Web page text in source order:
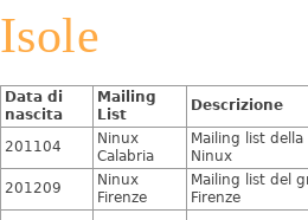
Isole
Data di
nascita
Mailing
List
Descrizione
201104
Ninux
Calabria
Mailing list
Ninux
201209
Ninux
Firenze
Mailing list del
Firenze